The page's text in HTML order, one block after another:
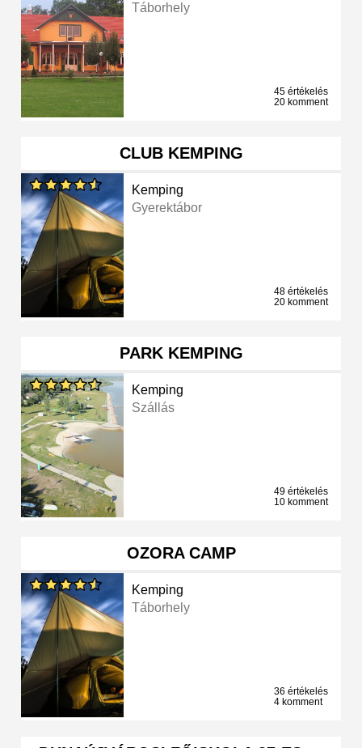
Táborhely
45 értékelés
20 komment
CLUB KEMPING
Kemping
Gyerektábor
48 értékelés
20 komment
PARK KEMPING
Kemping
Szállás
49 értékelés
10 komment
OZORA CAMP
Kemping
Táborhely
36 értékelés
4 komment